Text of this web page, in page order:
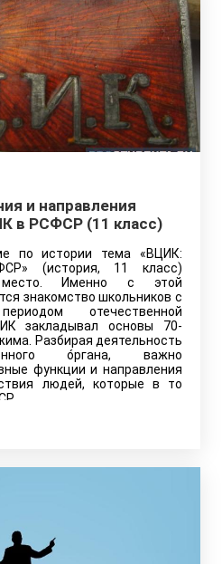
и направления
в РСФСР (11 класс)
по истории тема «ВЦИК:
(история, 11 класс)
Именно с этой
знакомство школьников с
отечественной
закладывал основы 70-
Разбирая деятельность
о́ргана, важно
функции и направления
людей, которые в то